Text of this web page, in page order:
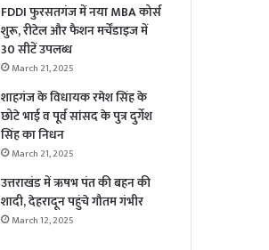
FDDI फुरसतगंज में नया MBA कोर्स
शुरू, रीटेल और फैशन मर्चेंडाइज में
30 सीटें उपलब्ध
March 21, 2025
शाहगंज के विधायक रमेश सिंह के
छोटे भाई व पूर्व सांसद के पुत्र दुर्गेश
सिंह का निधन
March 21, 2025
उत्तराखंड में ऋषभ पंत की बहन की
शादी, देहरादून पहुंचे गौतम गंभीर
March 12, 2025